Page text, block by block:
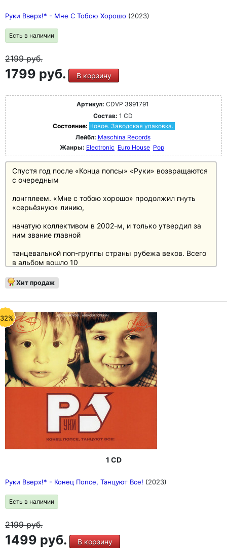
Руки Вверх!* - Мне С Тобою Хорошо (2023)
Есть в наличии
2199руб.
1799 руб. В корзину
Артикул: CDVP 3991791
Состав: 1 CD
Состояние: Новое. Заводская упаковка.
Лейбл: Maschina Records
Жанры: Electronic Euro House Pop
Спустя год после «Конца попсы» «Руки» возвращаются
с очередным
лонгплеем. «Мне с тобою хорошо» продолжил гнуть
«серьёзную» линию,
начатую коллективом в 2002-м, и только утвердил за
ним звание главной
танцевальной поп-группы страны рубежа веков. Всего
в альбом вошло 10
песен, в их числе — «Детская» и «Мне с тобою
хорошо», которые долгое
время занимали верхние строчки хит-парадов.
Хит продаж
1 CD
Руки Вверх!* - Конец Попсе, Танцуют Все! (2023)
Есть в наличии
2199руб.
1499 руб. В корзину